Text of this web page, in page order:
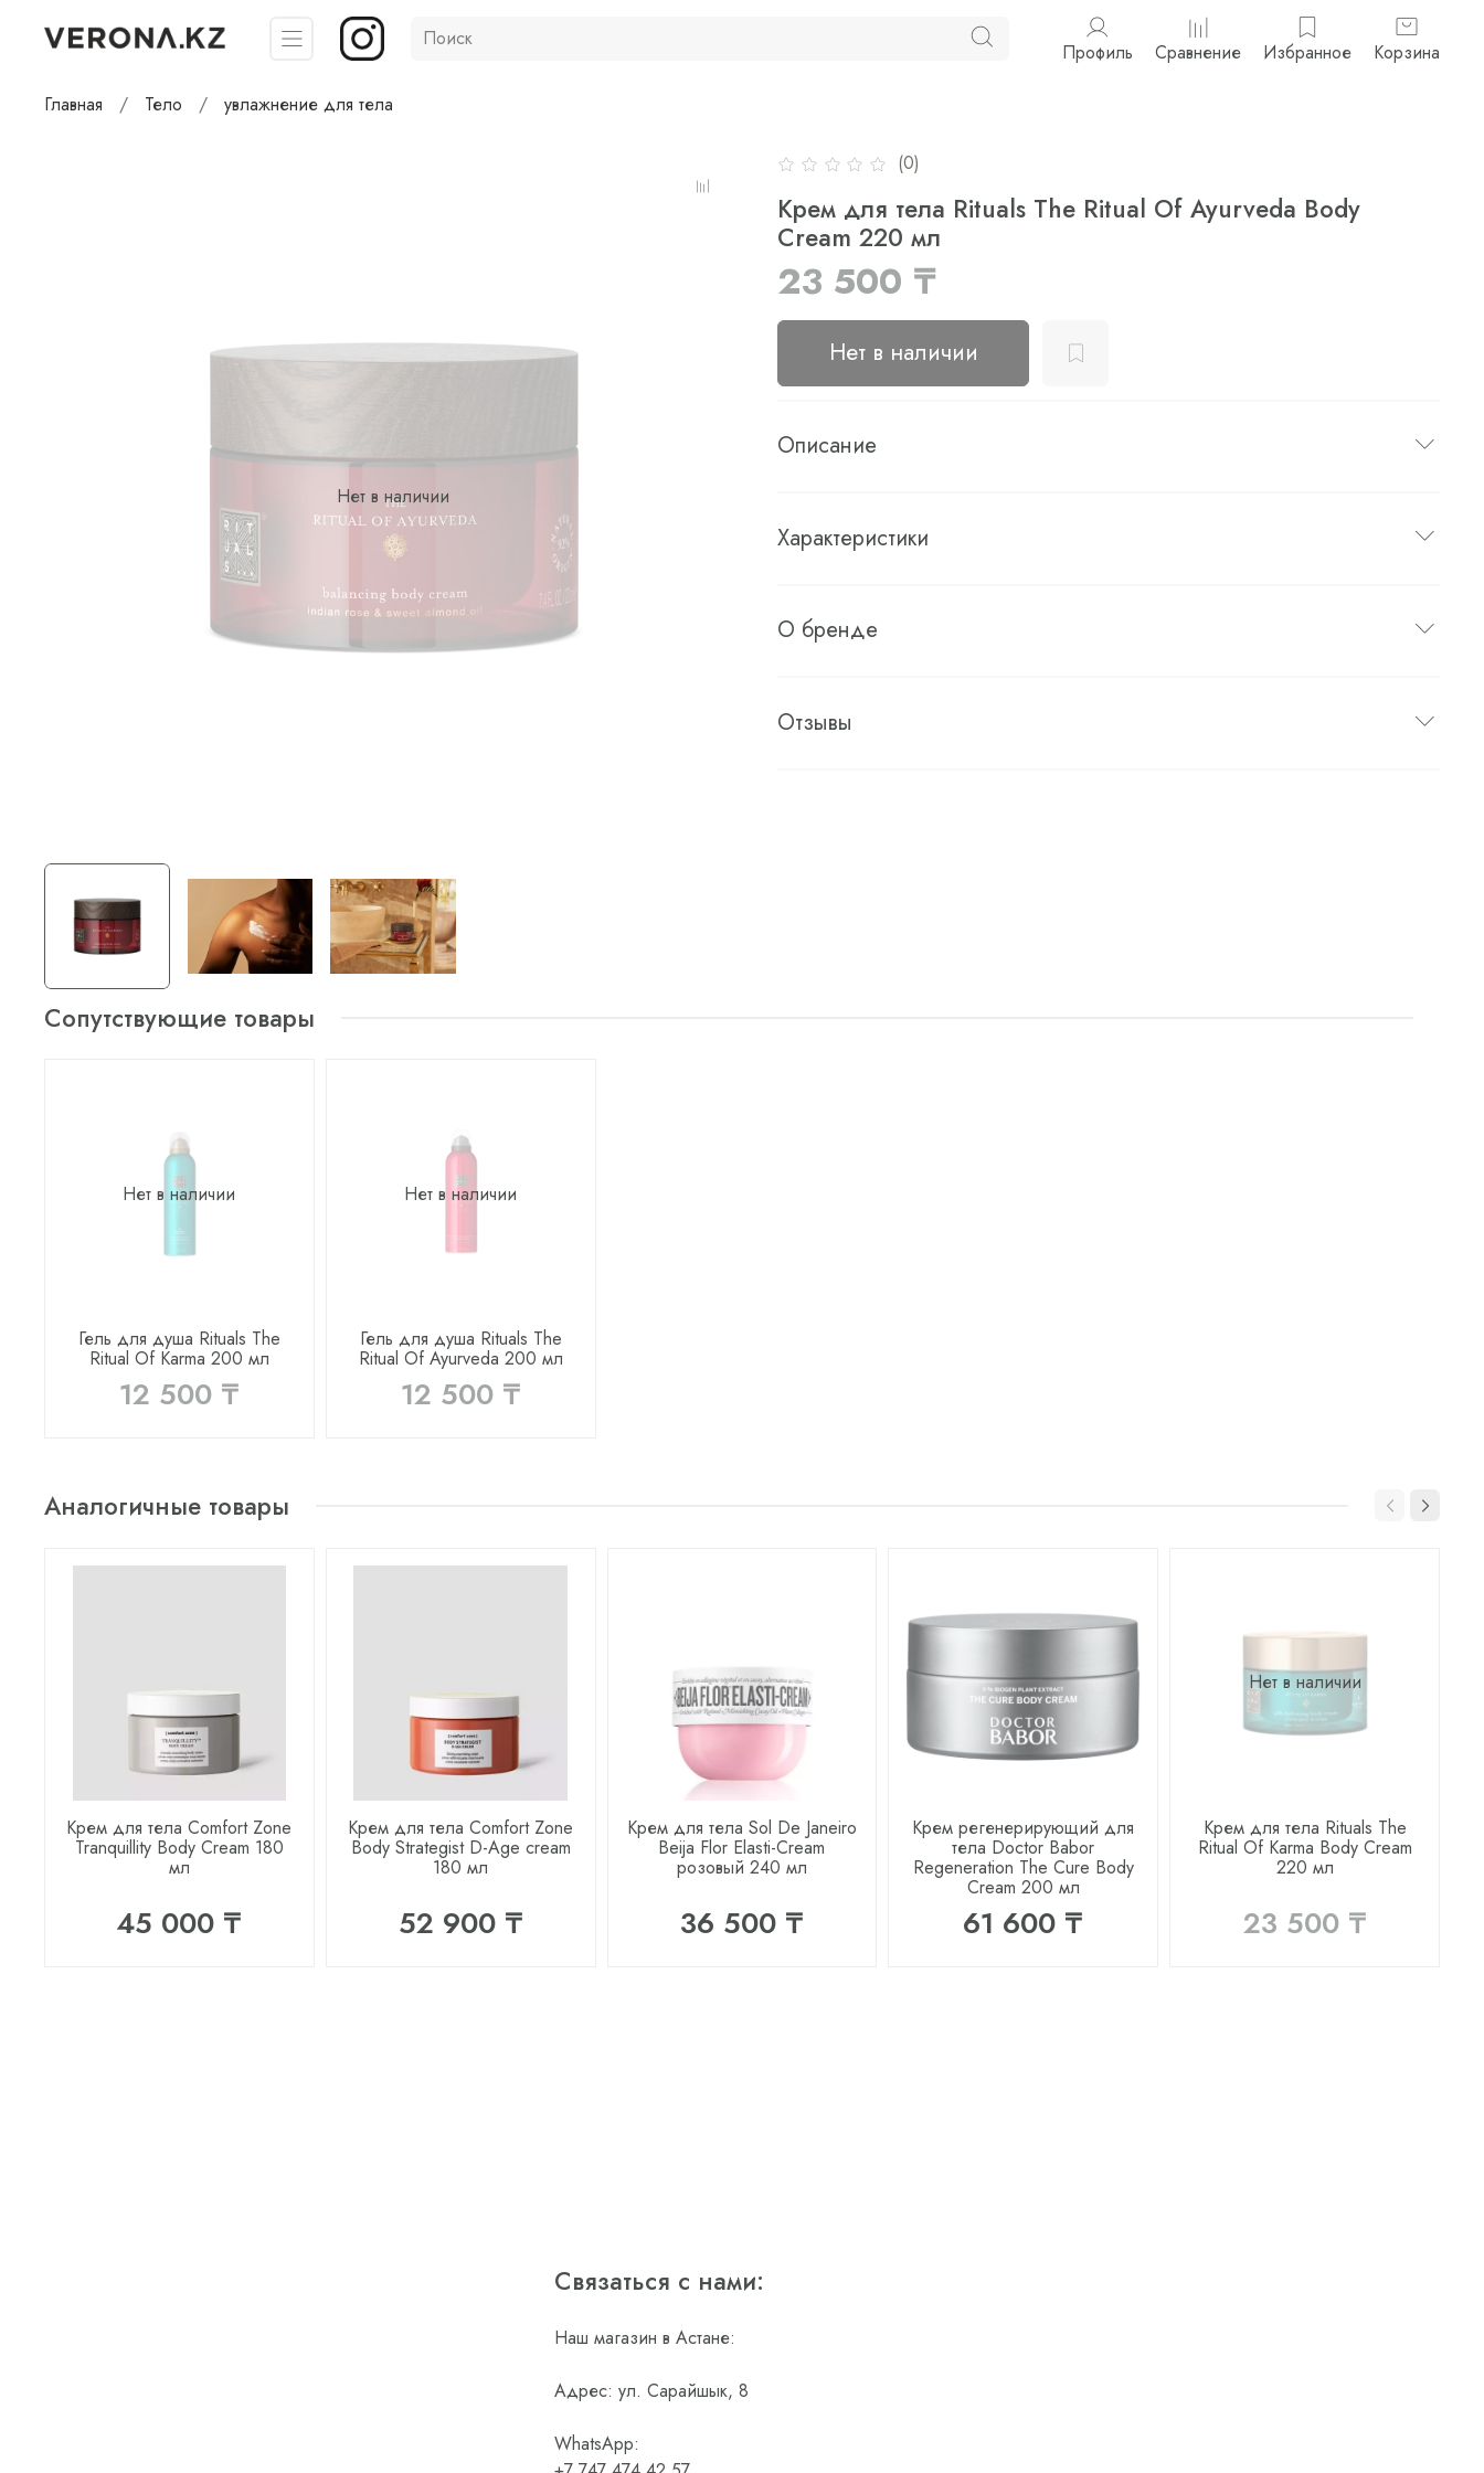
Профиль Сравнение Избранное Корзина
Главная Тело увлажнение для тела
Нет в наличии
(0)
Крем для тела Rituals The Ritual Of Ayurveda Body
Cream 220 мл
23 500 ₸
Нет в наличии
Описание
Характеристики
О бренде
Отзывы
Сопутствующие товары
Нет в наличии
Гель для душа Rituals The
Ritual Of Karma 200 мл
12 500 ₸
Нет в наличии
Гель для душа Rituals The
Ritual Of Ayurveda 200 мл
12 500 ₸
Аналогичные товары
Крем для тела Comfort Zone
Tranquillity Body Cream 180
мл
45 000 ₸
Крем для тела Comfort Zone
Body Strategist D-Age cream
180 мл
52 900 ₸
Крем для тела Sol De Janeiro
Beija Flor Elasti-Cream
розовый 240 мл
36 500 ₸
Крем регенерирующий для
тела Doctor Babor
Regeneration The Cure Body
Cream 200 мл
61 600 ₸
Нет в наличии
Крем для тела Rituals The
Ritual Of Karma Body Cream
220 мл
23 500 ₸
Связаться с нами:
Наш магазин в Астане:
Адрес: ул. Сарайшык, 8
WhatsApp: